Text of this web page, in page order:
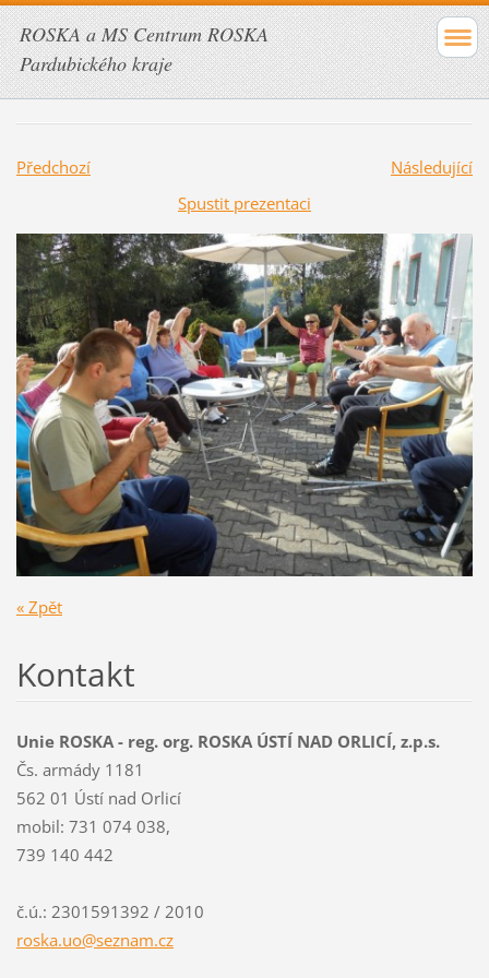
ROSKA a MS Centrum ROSKA
Pardubického kraje
Předchozí
Následující
Spustit prezentaci
« Zpět
Kontakt
Unie ROSKA - reg. org. ROSKA ÚSTÍ NAD ORLICÍ, z.p.s.
Čs. armády 1181
562 01 Ústí nad Orlicí
mobil: 731 074 038,
739 140 442
č.ú.: 2301591392 / 2010
roska.uo@seznam.cz